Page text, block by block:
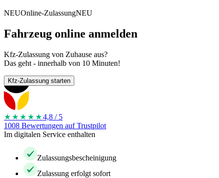
NEUOnline-ZulassungNEU
Fahrzeug online anmelden
Kfz-Zulassung von Zuhause aus?
Das geht - innerhalb von 10 Minuten!
Kfz-Zulassung starten
★★★★ ★4,8 / 5
1008 Bewertungen auf Trustpilot
Im digitalen Service enthalten
Zulassungsbescheinigung
Zulassung erfolgt sofort